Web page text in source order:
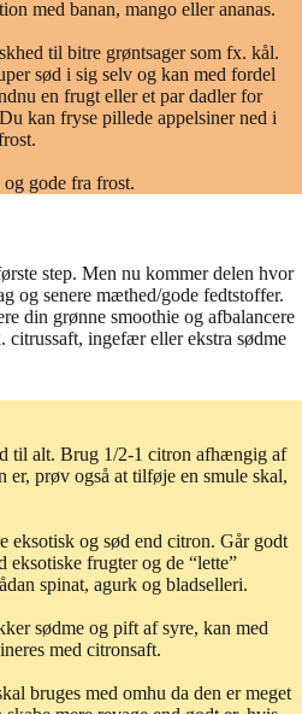
med banan, mango eller ananas.
til bitre grøntsager som fx. kål.
sød i sig selv og kan med fordel
en frugt eller et par dadler for
kan fryse pillede appelsiner ned i
gode fra frost.
step. Men nu kommer delen hvor
og senere mæthed/gode fedtstoffer.
din grønne smoothie og afbalancere
citrussaft, ingefær eller ekstra sødme
til alt. Brug 1/2-1 citron afhængig af
er, prøv også at tilføje en smule skal,
eksotisk og sød end citron. Går godt
eksotiske frugter og de “lette”
spinat, agurk og bladselleri.
sødme og pift af syre, kan med
med citronsaft.
bruges med omhu da den er meget